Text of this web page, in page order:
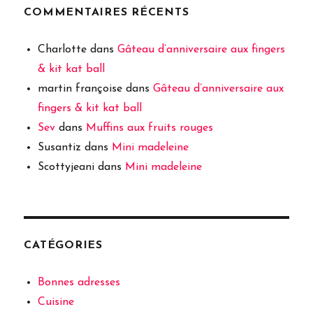
COMMENTAIRES RÉCENTS
Charlotte dansGâteau d’anniversaire aux fingers
& kit kat ball
martin françoise dansGâteau d’anniversaire aux
fingers & kit kat ball
Sev dans Muffins aux fruits rouges
Susantiz dans Mini madeleine
Scottyjeani dans Mini madeleine
CATÉGORIES
Bonnes adresses
Cuisine